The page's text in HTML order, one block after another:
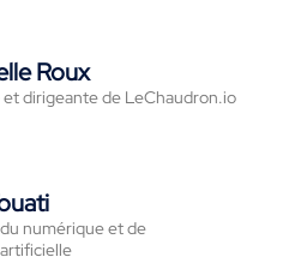
Roux
dirigeante de LeChaudron.io
numérique et de